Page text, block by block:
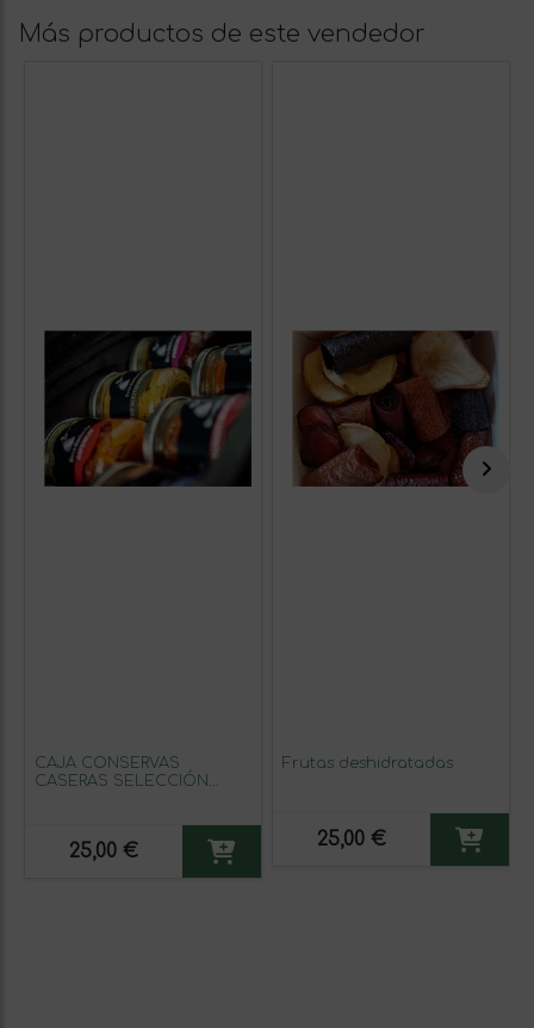
Más productos de este vendedor
CAJA CONSERVAS
CASERAS SELECCIÓN
SECO/PICANTET
25,00 €
Frutas deshidratadas
25,00 €